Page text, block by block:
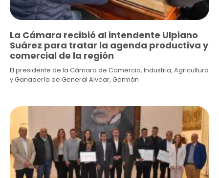
La Cámara recibió al intendente Ulpiano
Suárez para tratar la agenda productiva y
comercial de la región
El presidente de la Cámara de Comercio, Industria, Agricultura
y Ganadería de General Alvear, Germán